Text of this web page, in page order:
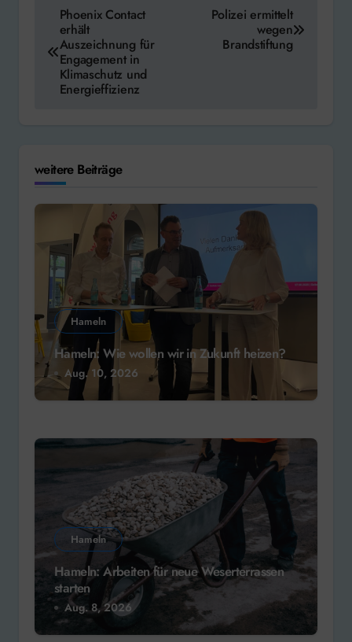
Phoenix Contact
erhält
Auszeichnung für
Engagement in
Klimaschutz und
Energieffizienz
Polizei ermittelt
wegen
Brandstiftung
weitere Beiträge
Hameln
Hameln: Wie wollen wir in Zukunft heizen?
Aug. 10, 2026
Hameln
Hameln: Arbeiten für neue Weserterrassen
starten
Aug. 8, 2026